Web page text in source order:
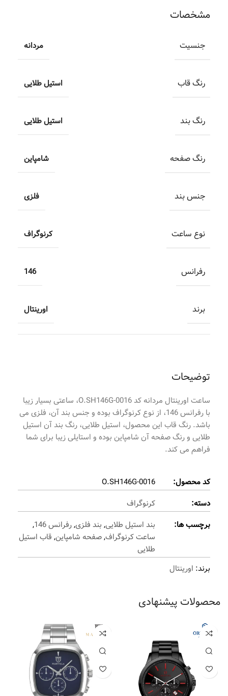
توضیحات
ساعت اورینتال مردانه کد O.SH146G-0016، ساعتی بسیار زیبا
با رفرانس 146، از نوع کرنوگراف بوده و جنس بند آن، فلزی می
باشد. رنگ قاب این محصول، استیل طلایی، رنگ بند آن استیل
طلایی و رنگ صفحه آن شامپاین بوده و استایلی زیبا برای شما
فراهم می کند.
کد محصول:
O.SH146G-0016
دسته:
کرنوگراف
برچسب ها:
بند استیل طلایی, بند فلزی,رفرانس 146
,
ساعت کرنوگراف,صفحه شامپاین, قاب استیل
طلایی
برند: اورینتال
مشخصات
جنسیت مردانه
رنگ قاب استیل طلایی
رنگ بند استیل طلایی
رنگ صفحه شامپاین
جنس بند فلزی
نوع ساعت کرنوگراف
رفرانس 146
برند اورینتال
محصولات پیشنهادی